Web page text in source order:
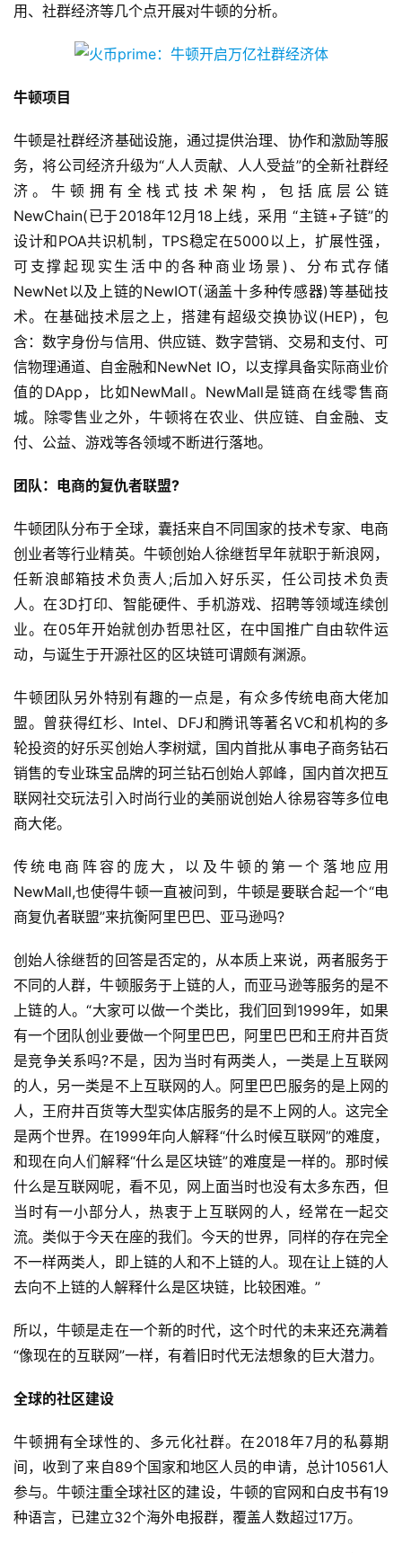
用、社群经济等几个点开展对牛顿的分析。
牛顿项目
牛顿是社群经济基础设施，通过提供治理、协作和激励等服
务，将公司经济升级为“人人贡献、人人受益”的全新社群经
济。牛顿拥有全栈式技术架构，包括底层公链
NewChain(已于2018年12月18上线，采用 “主链+子链”的
设计和POA共识机制，TPS稳定在5000以上，扩展性强，
可支撑起现实生活中的各种商业场景)、分布式存储
NewNet以及上链的NewIOT(涵盖十多种传感器)等基础技
术。在基础技术层之上，搭建有超级交换协议(HEP)，包
含：数字身份与信用、供应链、数字营销、交易和支付、可
信物理通道、自金融和NewNet IO，以支撑具备实际商业价
值的DApp，比如NewMall。NewMall是链商在线零售商
城。除零售业之外，牛顿将在农业、供应链、自金融、支
付、公益、游戏等各领域不断进行落地。
团队：电商的复仇者联盟?
牛顿团队分布于全球，囊括来自不同国家的技术专家、电商
创业者等行业精英。牛顿创始人徐继哲早年就职于新浪网，
任新浪邮箱技术负责人;后加入好乐买，任公司技术负责
人。在3D打印、智能硬件、手机游戏、招聘等领域连续创
业。在05年开始就创办哲思社区，在中国推广自由软件运
动，与诞生于开源社区的区块链可谓颇有渊源。
牛顿团队另外特别有趣的一点是，有众多传统电商大佬加
盟。曾获得红杉、Intel、DFJ和腾讯等著名VC和机构的多
轮投资的好乐买创始人李树斌，国内首批从事电子商务钻石
销售的专业珠宝品牌的珂兰钻石创始人郭峰，国内首次把互
联网社交玩法引入时尚行业的美丽说创始人徐易容等多位电
商大佬。
传统电商阵容的庞大，以及牛顿的第一个落地应用
NewMall,也使得牛顿一直被问到，牛顿是要联合起一个“电
商复仇者联盟”来抗衡阿里巴巴、亚马逊吗?
创始人徐继哲的回答是否定的，从本质上来说，两者服务于
不同的人群，牛顿服务于上链的人，而亚马逊等服务的是不
上链的人。“大家可以做一个类比，我们回到1999年，如果
有一个团队创业要做一个阿里巴巴，阿里巴巴和王府井百货
是竞争关系吗?不是，因为当时有两类人，一类是上互联网
的人，另一类是不上互联网的人。阿里巴巴服务的是上网的
人，王府井百货等大型实体店服务的是不上网的人。这完全
是两个世界。在1999年向人解释“什么时候互联网”的难度，
和现在向人们解释“什么是区块链”的难度是一样的。那时候
什么是互联网呢，看不见，网上面当时也没有太多东西，但
当时有一小部分人，热衷于上互联网的人，经常在一起交
流。类似于今天在座的我们。今天的世界，同样的存在完全
不一样两类人，即上链的人和不上链的人。现在让上链的人
去向不上链的人解释什么是区块链，比较困难。”
所以，牛顿是走在一个新的时代，这个时代的未来还充满着
“像现在的互联网”一样，有着旧时代无法想象的巨大潜力。
全球的社区建设
牛顿拥有全球性的、多元化社群。在2018年7月的私募期
间，收到了来自89个国家和地区人员的申请，总计10561人
参与。牛顿注重全球社区的建设，牛顿的官网和白皮书有19
种语言，已建立32个海外电报群，覆盖人数超过17万。